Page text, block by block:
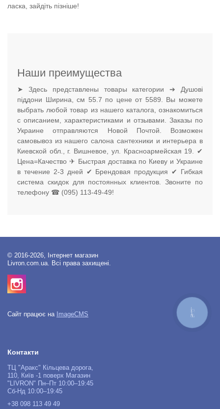
ласка, зайдіть пізніше!
Наши преимущества
➤ Здесь представлены товары категории ➔ Душові
піддони Ширина, см 55.7 по цене от 5589. Вы можете
выбрать любой товар из нашего каталога, ознакомиться
с описанием, характеристиками и отзывами. Заказы по
Украине отправляются Новой Почтой. Возможен
самовывоз из нашего салона сантехники и интерьера в
Киевской обл., г. Вишневое, ул. Красноармейская 19. ✔
Цена=Качество ✈ Быстрая доставка по Киеву и Украине
в течение 2-3 дней ✔ Брендовая продукция ✔ Гибкая
система скидок для постоянных клиентов. Звоните по
телефону ☎ (095) 113-49-49!
© 2016-2026, Інтернет магазин
Livron.com.ua. Всі права захищені.
Сайт працює на ImageCMS
Контакти
ТЦ "Аракс" Кільцева дорога,
110, Київ -1 поверх Магазин
"LIVRON" Пн–Пт 10:00–19:45
Сб-Нд 10:00–19:45
+38 098 113 49 49
КНОПКА
ЗВ'ЯЗКУ